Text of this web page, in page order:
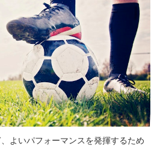
よいパフォーマンスを発揮するため